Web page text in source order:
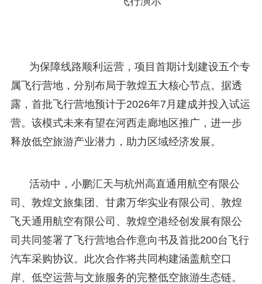
为保障线路顺利运营，项目首期计划建设五个专
属飞行营地，分别布局于敦煌五大核心节点。据透
露，首批飞行营地预计于2026年7月建成并投入试运
营。该模式未来有望在河西走廊地区推广，进一步
释放低空旅游产业潜力，助力区域经济发展。
活动中，小鹏汇天与杭州高直通用航空有限公
司、敦煌文旅集团、甘肃万华实业有限公司、敦煌
飞天通用航空有限公司、敦煌空港经创发展有限公
司共同签署了飞行营地合作意向书及首批200台飞行
汽车采购协议。此次合作将共同构建涵盖航空口
岸、低空运营与文旅服务的完整低空旅游生态链。